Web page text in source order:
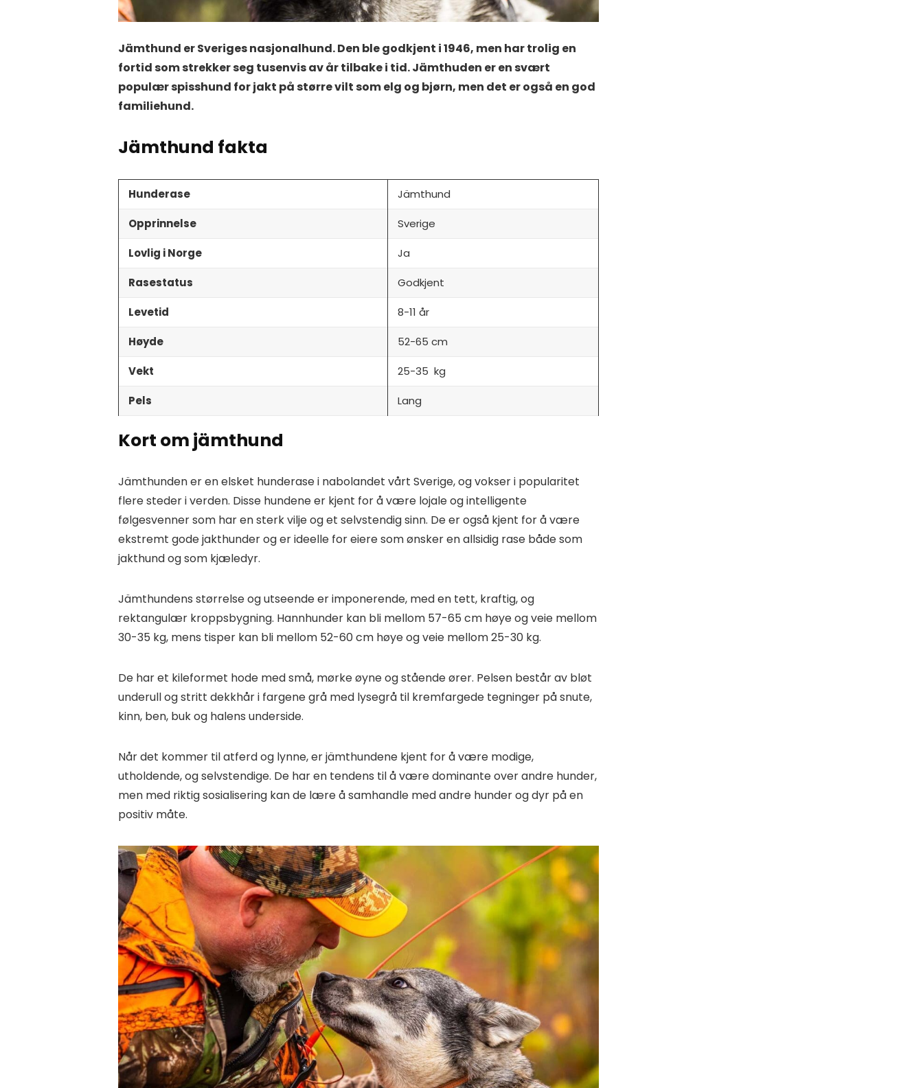
Jämthund er Sveriges nasjonalhund. Den ble godkjent i 1946, men har trolig en
fortid som strekker seg tusenvis av år tilbake i tid. Jämthuden er en svært
populær spisshund for jakt på større vilt som elg og bjørn, men det er også en god
familiehund.
Jämthund fakta
Hunderase Jämthund
Opprinnelse Sverige
Lovlig i Norge Ja
Rasestatus Godkjent
Levetid 8-11 år
Høyde 52-65 cm
Vekt 25-35 kg
Pels Lang
Kort om jämthund
Jämthunden er en elsket hunderase i nabolandet vårt Sverige, og vokser i popularitet
flere steder i verden. Disse hundene er kjent for å være lojale og intelligente
følgesvenner som har en sterk vilje og et selvstendig sinn. De er også kjent for å være
ekstremt gode jakthunder og er ideelle for eiere som ønsker en allsidig rase både som
jakthund og som kjæledyr.
Jämthundens størrelse og utseende er imponerende, med en tett, kraftig, og
rektangulær kroppsbygning. Hannhunder kan bli mellom 57-65 cm høye og veie mellom
30-35 kg, mens tisper kan bli mellom 52-60 cm høye og veie mellom 25-30 kg.
De har et kileformet hode med små, mørke øyne og stående ører. Pelsen består av bløt
underull og stritt dekkhår i fargene grå med lysegrå til kremfargede tegninger på snute,
kinn, ben, buk og halens underside.
Når det kommer til atferd og lynne, er jämthundene kjent for å være modige,
utholdende, og selvstendige. De har en tendens til å være dominante over andre hunder,
men med riktig sosialisering kan de lære å samhandle med andre hunder og dyr på en
positiv måte.